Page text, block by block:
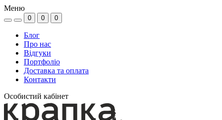
Меню
0 0 0
Блог
Про нас
Відгуки
Портфоліо
Доставка та оплата
Контакти
Особистий кабінет